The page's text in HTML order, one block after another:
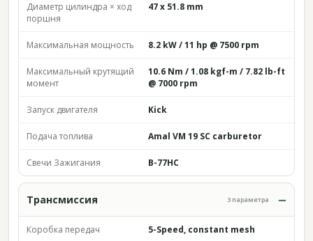
Диаметр цилиндра × ход
поршня
47 x 51.8 mm
Максимальная мощность 8.2 kW / 11 hp @ 7500 rpm
Максимальный крутящий
момент
10.6 Nm / 1.08 kgf-m / 7.82 lb-ft
@ 7000 rpm
Запуск двигателя Kick
Подача топлива Amal VM 19 SC carburetor
Свечи Зажигания B-77HC
Трансмиссия 3 параметра
Коробка передач 5-Speed, constant mesh